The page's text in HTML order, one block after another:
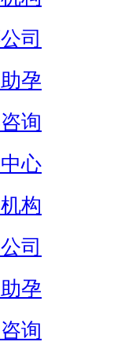
司
孕
询
心
构
司
孕
询